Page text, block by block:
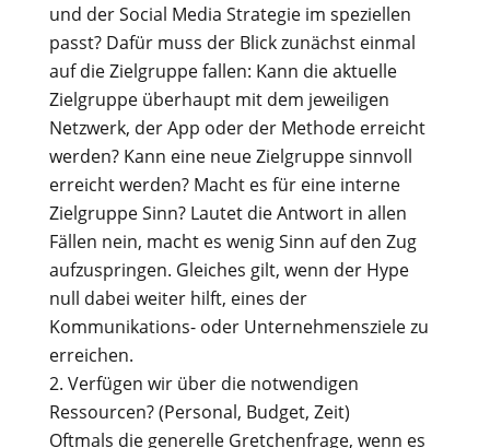
und der Social Media Strategie im speziellen
passt? Dafür muss der Blick zunächst einmal
auf die Zielgruppe fallen: Kann die aktuelle
Zielgruppe überhaupt mit dem jeweiligen
Netzwerk, der App oder der Methode erreicht
werden? Kann eine neue Zielgruppe sinnvoll
erreicht werden? Macht es für eine interne
Zielgruppe Sinn? Lautet die Antwort in allen
Fällen nein, macht es wenig Sinn auf den Zug
aufzuspringen. Gleiches gilt, wenn der Hype
null dabei weiter hilft, eines der
Kommunikations- oder Unternehmensziele zu
erreichen.
Verfügen wir über die notwendigen
Ressourcen? (Personal, Budget, Zeit)
Oftmals die generelle Gretchenfrage, wenn es